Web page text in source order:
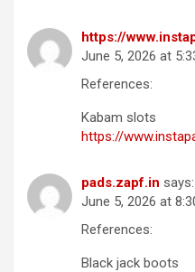
https://
June 5, 2026 at
References:
Kabam slots
https://
pads.zapf.in says:
June 5, 2026 at
References:
Black jack boots